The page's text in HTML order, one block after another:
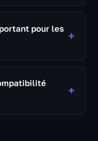
pour les